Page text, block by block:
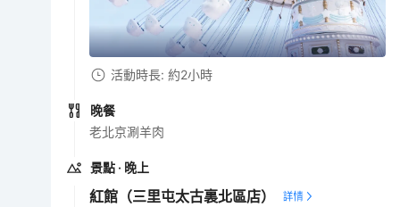
活動時長: 約2小時
晚餐
老北京涮羊肉
景點 · 晚上
紅館（三里屯太古裏北區店）